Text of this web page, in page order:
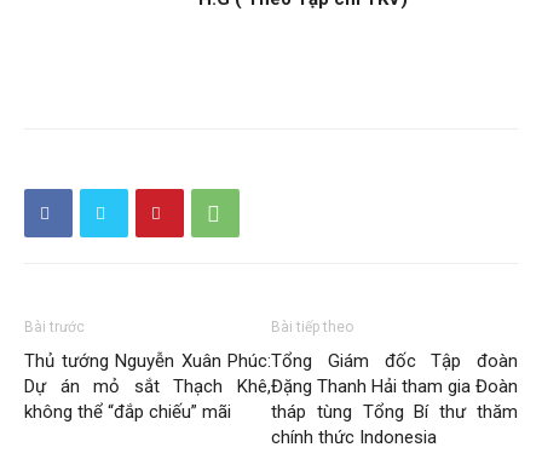
Bài trước
Thủ tướng Nguyễn Xuân Phúc:
Dự án mỏ sắt Thạch Khê,
không thể “đắp chiếu” mãi
Bài tiếp theo
Tổng Giám đốc Tập đoàn
Đặng Thanh Hải tham gia Đoàn
tháp tùng Tổng Bí thư thăm
chính thức Indonesia